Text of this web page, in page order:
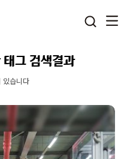
태그 검색결과
있습니다